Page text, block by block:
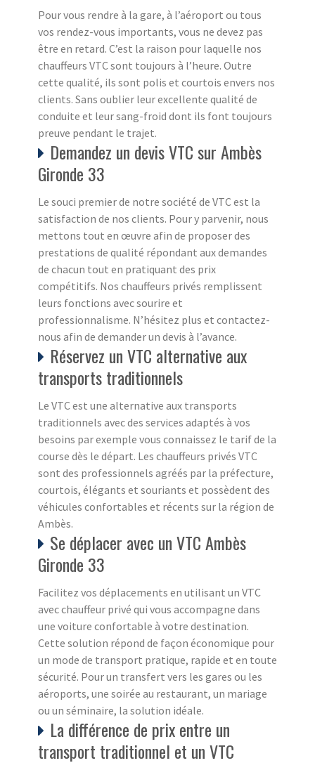
Pour vous rendre à la gare, à l’aéroport ou tous
vos rendez-vous importants, vous ne devez pas
être en retard. C’est la raison pour laquelle nos
chauffeurs VTC sont toujours à l’heure. Outre
cette qualité, ils sont polis et courtois envers nos
clients. Sans oublier leur excellente qualité de
conduite et leur sang-froid dont ils font toujours
preuve pendant le trajet.
Demandez un devis VTC sur Ambès
Gironde 33
Le souci premier de notre société de VTC est la
satisfaction de nos clients. Pour y parvenir, nous
mettons tout en œuvre afin de proposer des
prestations de qualité répondant aux demandes
de chacun tout en pratiquant des prix
compétitifs. Nos chauffeurs privés remplissent
leurs fonctions avec sourire et
professionnalisme. N’hésitez plus et contactez-
nous afin de demander un devis à l’avance.
Réservez un VTC alternative aux
transports traditionnels
Le VTC est une alternative aux transports
traditionnels avec des services adaptés à vos
besoins par exemple vous connaissez le tarif de la
course dès le départ. Les chauffeurs privés VTC
sont des professionnels agréés par la préfecture,
courtois, élégants et souriants et possèdent des
véhicules confortables et récents sur la région de
Ambès.
Se déplacer avec un VTC Ambès
Gironde 33
Facilitez vos déplacements en utilisant un VTC
avec chauffeur privé qui vous accompagne dans
une voiture confortable à votre destination.
Cette solution répond de façon économique pour
un mode de transport pratique, rapide et en toute
sécurité. Pour un transfert vers les gares ou les
aéroports, une soirée au restaurant, un mariage
ou un séminaire, la solution idéale.
La différence de prix entre un
transport traditionnel et un VTC